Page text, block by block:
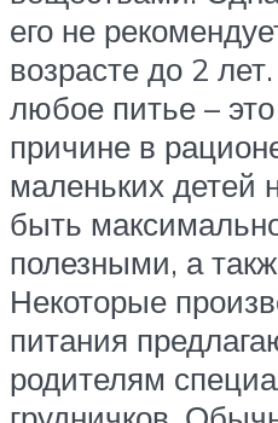
его не
возрасте до 2
любое питье –
причине в
маленьких детей
быть
полезными, а
Некоторые
питания
родителям